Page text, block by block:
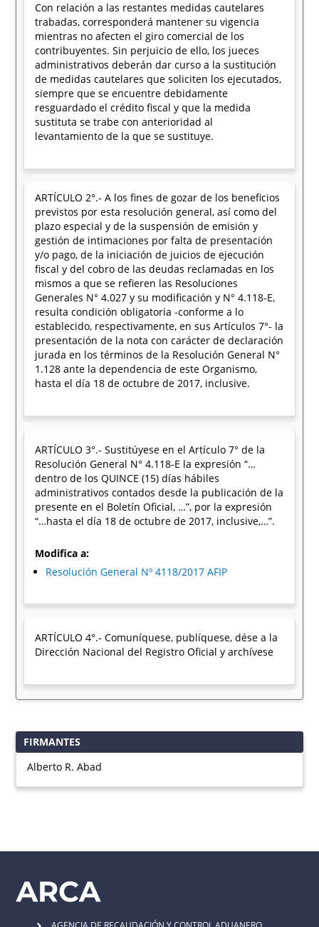
Con relación a las restantes medidas cautelares
trabadas, corresponderá mantener su vigencia
mientras no afecten el giro comercial de los
contribuyentes. Sin perjuicio de ello, los jueces
administrativos deberán dar curso a la sustitución
de medidas cautelares que soliciten los ejecutados,
siempre que se encuentre debidamente
resguardado el crédito fiscal y que la medida
sustituta se trabe con anterioridad al
levantamiento de la que se sustituye.
ARTÍCULO 2°.- A los fines de gozar de los beneficios
previstos por esta resolución general, así como del
plazo especial y de la suspensión de emisión y
gestión de intimaciones por falta de presentación
y/o pago, de la iniciación de juicios de ejecución
fiscal y del cobro de las deudas reclamadas en los
mismos a que se refieren las Resoluciones
Generales N° 4.027 y su modificación y N° 4.118-E,
resulta condición obligatoria -conforme a lo
establecido, respectivamente, en sus Artículos 7°- la
presentación de la nota con carácter de declaración
jurada en los términos de la Resolución General N°
1.128 ante la dependencia de este Organismo,
hasta el día 18 de octubre de 2017, inclusive.
ARTÍCULO 3°.- Sustitúyese en el Artículo 7° de la
Resolución General N° 4.118-E la expresión “…
dentro de los QUINCE (15) días hábiles
administrativos contados desde la publicación de la
presente en el Boletín Oficial, …”, por la expresión
“…hasta el día 18 de octubre de 2017, inclusive,…”.
Modifica a:
Resolución General Nº 4118/2017 AFIP
ARTÍCULO 4°.- Comuníquese, publíquese, dése a la
Dirección Nacional del Registro Oficial y archívese
FIRMANTES
Alberto R. Abad